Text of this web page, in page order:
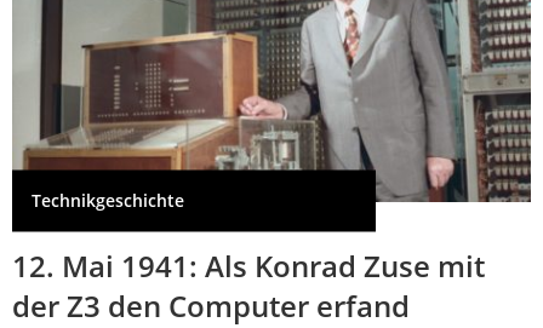
Technikgeschichte
12. Mai 1941: Als Konrad Zuse mit
der Z3 den Computer erfand